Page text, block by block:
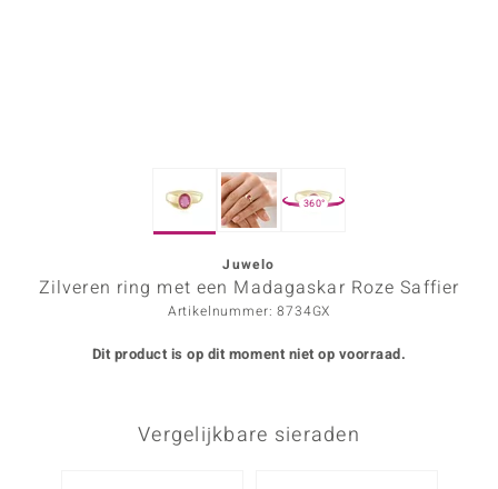
360°
Juwelo
Zilveren ring met een Madagaskar Roze Saffier
Artikelnummer: 8734GX
Dit product is op dit moment niet op voorraad.
Vergelijkbare sieraden